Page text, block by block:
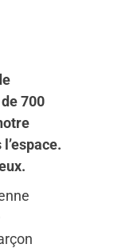
700